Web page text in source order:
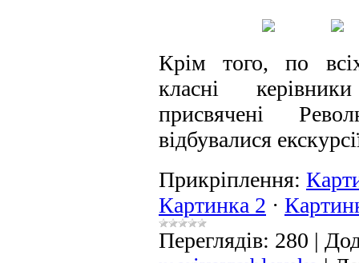
Крім того, по
класні
присвячені
відбувалися
Прикріплення:
Картинка 2 ·
Переглядів: 280 |